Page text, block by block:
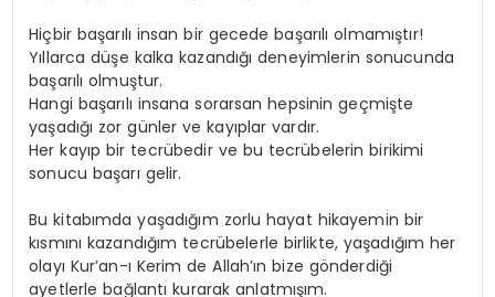
Hiçbir başarılı insan bir gecede başarılı olmamıştır!
Yıllarca düşe kalka kazandığı deneyimlerin sonucunda
başarılı olmuştur.
Hangi başarılı insana sorarsan hepsinin geçmişte
yaşadığı zor günler ve kayıplar vardır.
Her kayıp bir tecrübedir ve bu tecrübelerin birikimi
sonucu başarı gelir.
Bu kitabımda yaşadığım zorlu hayat hikayemin bir
kısmını kazandığım tecrübelerle birlikte, yaşadığım her
olayı Kur’an-ı Kerim de Allah’ın bize gönderdiği
ayetlerle bağlantı kurarak anlatmışım.